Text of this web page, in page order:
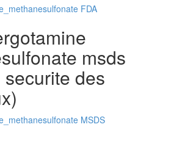
FDA
msds
des
MSDS